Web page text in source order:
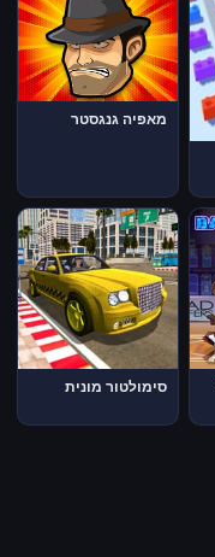
מאפיה גנגסטר
סימולטור מונית